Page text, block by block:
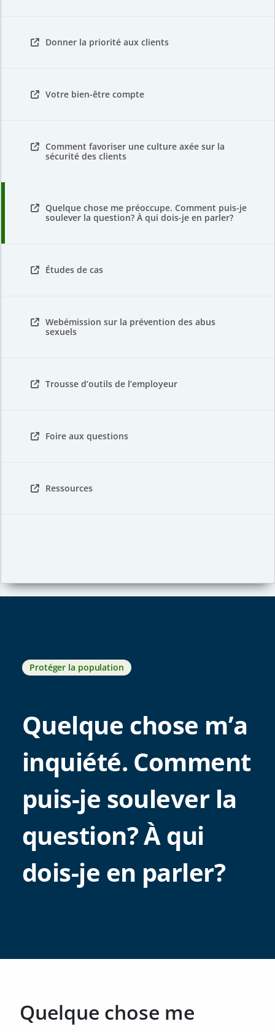
Donner la priorité aux clients
Votre bien-être compte
Comment favoriser une culture axée sur la
sécurité des clients
Quelque chose me préoccupe. Comment puis-je
soulever la question? À qui dois-je en parler?
Études de cas
Webémission sur la prévention des abus
sexuels
Trousse d’outils de l’employeur
Foire aux questions
Ressources
Protéger la population
Quelque chose m’a
inquiété. Comment
puis-je soulever la
question? À qui
dois-je en parler?
Quelque chose me